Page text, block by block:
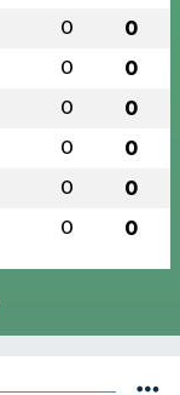
0 0
0 0
0 0
0 0
0 0
0 0